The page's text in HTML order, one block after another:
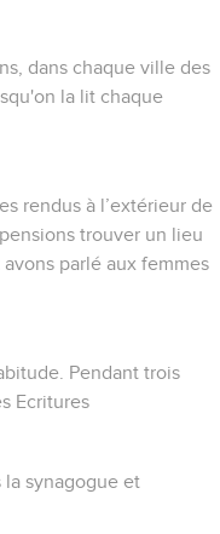
dans chaque ville des
la lit chaque
rendus à l’extérieur de
trouver un lieu
parlé aux femmes
Pendant trois
Ecritures
la synagogue et